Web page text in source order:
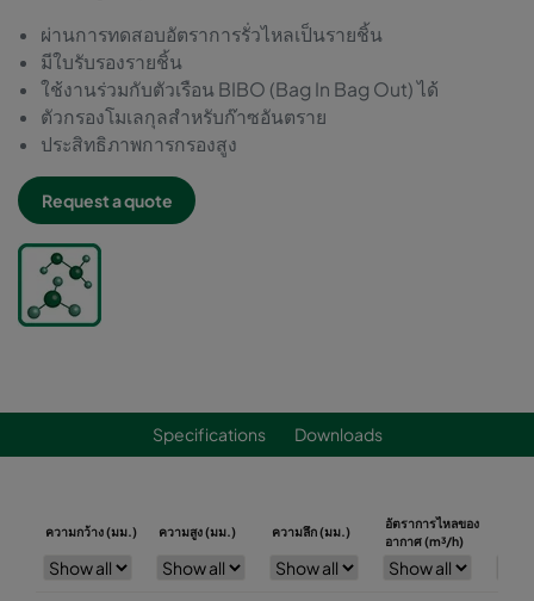
ผ่านการทดสอบอัตราการรั่วไหลเป็นรายชิ้น
มีใบรับรองรายชิ้น
ใช้งานร่วมกับตัวเรือน BIBO (Bag In Bag Out) ได้
ตัวกรองโมเลกุลสำหรับก๊าซอันตราย
ประสิทธิภาพการกรองสูง
Request a quote
Specifications Downloads
ความกว้าง (มม.) ความสูง (มม.) ความลึก (มม.)
อัตราการไหลของ
อากาศ (m³/h)